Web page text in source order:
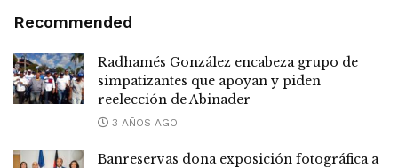
Recommended
Radhamés González encabeza grupo de
simpatizantes que apoyan y piden
reelección de Abinader
3 AÑOS AGO
Banreservas dona exposición fotográfica a